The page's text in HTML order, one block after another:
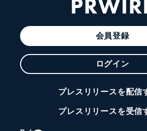
会員登録
ログイン
プレスリリースを配信
プレスリリースを受信